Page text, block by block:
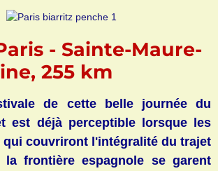
- Sainte-Maure-
255 km
de cette belle journée du
est déjà perceptible lorsque les
couvriront l'intégralité du trajet
frontière espagnole se garent